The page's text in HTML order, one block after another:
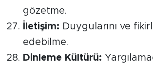
gözetme.
İletişim: Duygularını ve
edebilme.
Dinleme Kültürü: